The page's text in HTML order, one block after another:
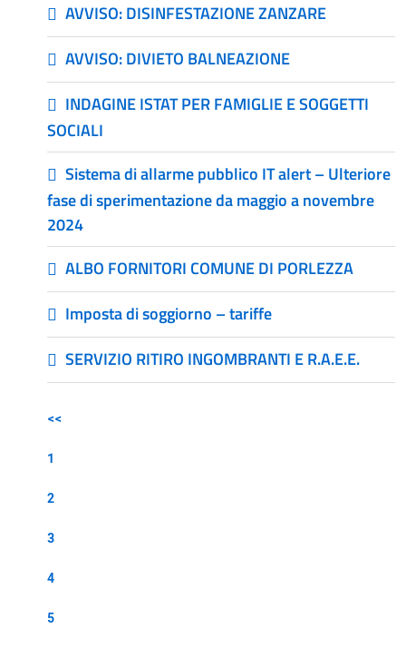
AVVISO: DISINFESTAZIONE ZANZARE
AVVISO: DIVIETO BALNEAZIONE
INDAGINE ISTAT PER FAMIGLIE E SOGGETTI
SOCIALI
Sistema di allarme pubblico IT alert – Ulteriore
fase di sperimentazione da maggio a novembre
2024
ALBO FORNITORI COMUNE DI PORLEZZA
Imposta di soggiorno – tariffe
SERVIZIO RITIRO INGOMBRANTI E R.A.E.E.
<<
1
2
3
4
5